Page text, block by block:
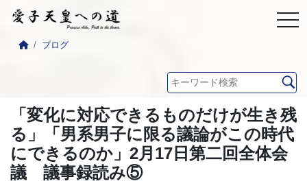
ブログ
「変化に対応できるものだけが生き残
る」「男系男子に限る議論がこの時代
にできるのか」2月17日第二回全体会
議 議事録読み⑤